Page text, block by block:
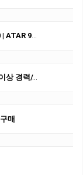
Student
10+ Years Experience
매